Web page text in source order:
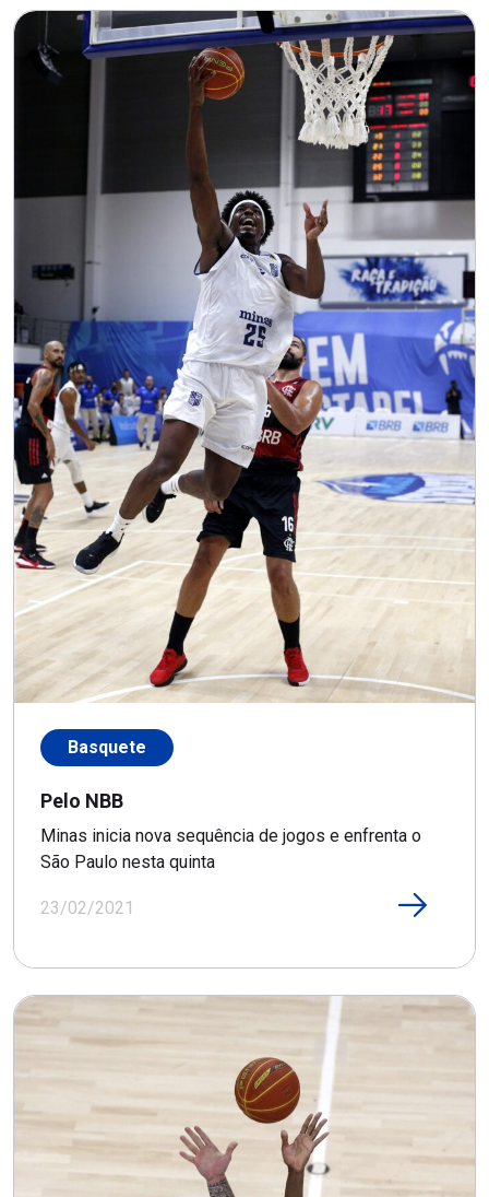
Basquete
Pelo NBB
Minas inicia nova sequência de jogos e enfrenta o
São Paulo nesta quinta
23/02/2021